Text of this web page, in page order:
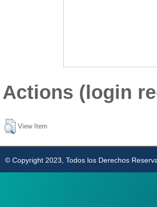
Actions (login
View Item
© Copyright 2023, Todos los Derechos